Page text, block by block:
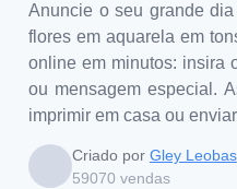
Anuncie o seu grande
flores em aquarela em
online em minutos: insira
ou mensagem especial.
imprimir em casa ou
Criado por Gley Leobas
59070 vendas